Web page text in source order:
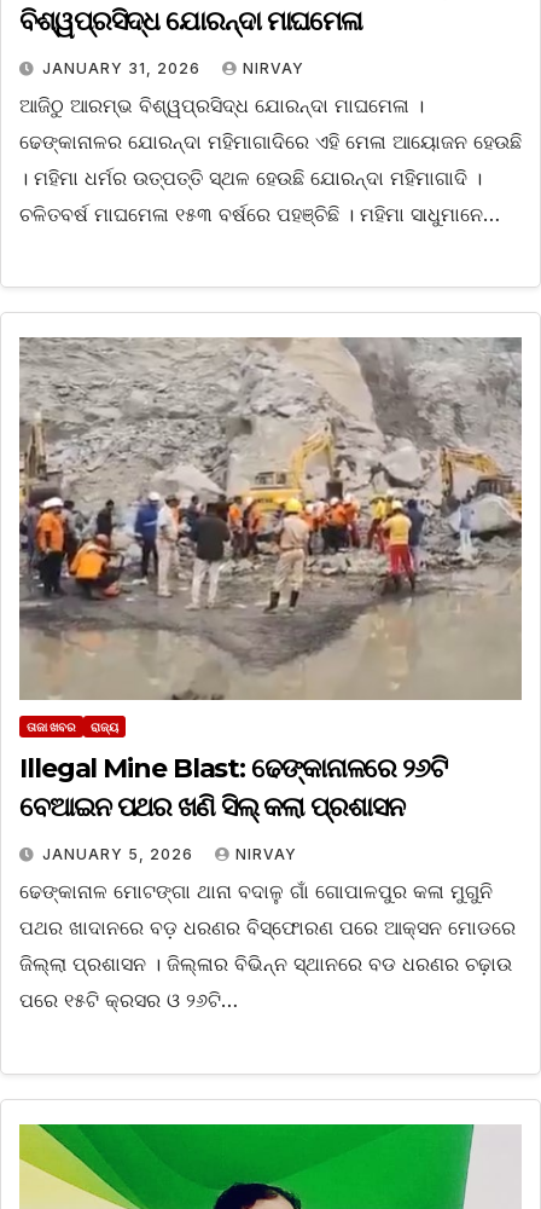
ବିଶ୍ୱପ୍ରସିଦ୍ଧ ଯୋରନ୍ଦା ମାଘମେଳା
JANUARY 31, 2026 NIRVAY
ଆଜିଠୁ ଆରମ୍ଭ ବିଶ୍ୱପ୍ରସିଦ୍ଧ ଯୋରନ୍ଦା ମାଘମେଳା ।
ଢେଙ୍କାନାଳର ଯୋରନ୍ଦା ମହିମାଗାଦିରେ ଏହି ମେଳା ଆୟୋଜନ ହେଉଛି
। ମହିମା ଧର୍ମର ଉତ୍ପତ୍ତି ସ୍ଥଳ ହେଉଛି ଯୋରନ୍ଦା ମହିମାଗାଦି ।
ଚଳିତବର୍ଷ ମାଘମେଳା ୧୫୩ ବର୍ଷରେ ପହଞ୍ଚିଛି । ମହିମା ସାଧୁମାନେ…
ତାଜା ଖବର ରାଜ୍ୟ
Illegal Mine Blast: ଢେଙ୍କାନାଳରେ ୨୬ଟି
ବେଆଇନ ପଥର ଖଣି ସିଲ୍ କଲା ପ୍ରଶାସନ
JANUARY 5, 2026 NIRVAY
ଢେଙ୍କାନାଳ ମୋଟଙ୍ଗା ଥାନା ବଦାଳୁ ଗାଁ ଗୋପାଳପୁର କଳା ମୁଗୁନି
ପଥର ଖାଦାନରେ ବଡ଼ ଧରଣର ବିସ୍ଫୋରଣ ପରେ ଆକ୍ସନ ମୋଡରେ
ଜିଲ୍ଲା ପ୍ରଶାସନ । ଜିଲ୍ଳାର ବିଭିନ୍ନ ସ୍ଥାନରେ ବଡ ଧରଣର ଚଢ଼ାଉ
ପରେ ୧୫ଟି କ୍ରସର ଓ ୨୬ଟି…